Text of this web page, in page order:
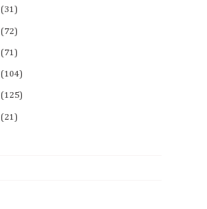
(31)
(72)
(71)
(104)
(125)
(21)